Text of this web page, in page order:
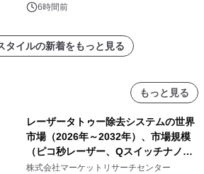
速6時間前
タイルの新着をもっと見る
もっと見る
レーザータトゥー除去システムの世界
市場（2026年～2032年）、市場規模
（ピコ秒レーザー、Qスイッチナノ秒
レーザー）・分析レポートを発表
株式会社マーケットリサーチセンター